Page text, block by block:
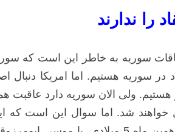
را ندارند
سوریه به خاطر این است که
سوریه هستیم. اما امریکا دنبال
هستیم. ولی الان سوریه دارد
شد. اما سوال این است که